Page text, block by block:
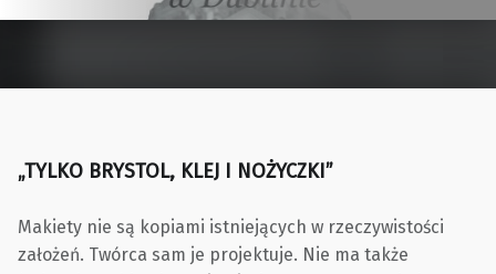
„TYLKO BRYSTOL, KLEJ I NOŻYCZKI”
Makiety nie są kopiami istniejących w rzeczywistości
założeń. Twórca sam je projektuje. Nie ma także